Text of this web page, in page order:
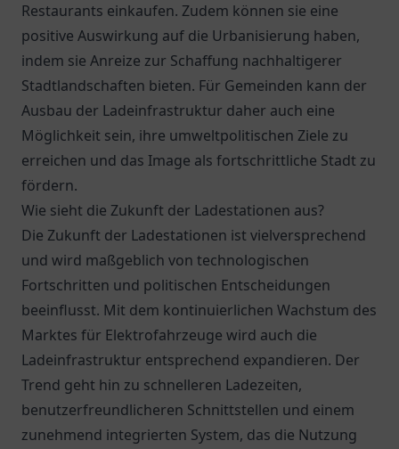
Restaurants einkaufen. Zudem können sie eine
positive Auswirkung auf die Urbanisierung haben,
indem sie Anreize zur Schaffung nachhaltigerer
Stadtlandschaften bieten. Für Gemeinden kann der
Ausbau der Ladeinfrastruktur daher auch eine
Möglichkeit sein, ihre umweltpolitischen Ziele zu
erreichen und das Image als fortschrittliche Stadt zu
fördern.
Wie sieht die Zukunft der Ladestationen aus?
Die Zukunft der Ladestationen ist vielversprechend
und wird maßgeblich von technologischen
Fortschritten und politischen Entscheidungen
beeinflusst. Mit dem kontinuierlichen Wachstum des
Marktes für Elektrofahrzeuge wird auch die
Ladeinfrastruktur entsprechend expandieren. Der
Trend geht hin zu schnelleren Ladezeiten,
benutzerfreundlicheren Schnittstellen und einem
zunehmend integrierten System, das die Nutzung